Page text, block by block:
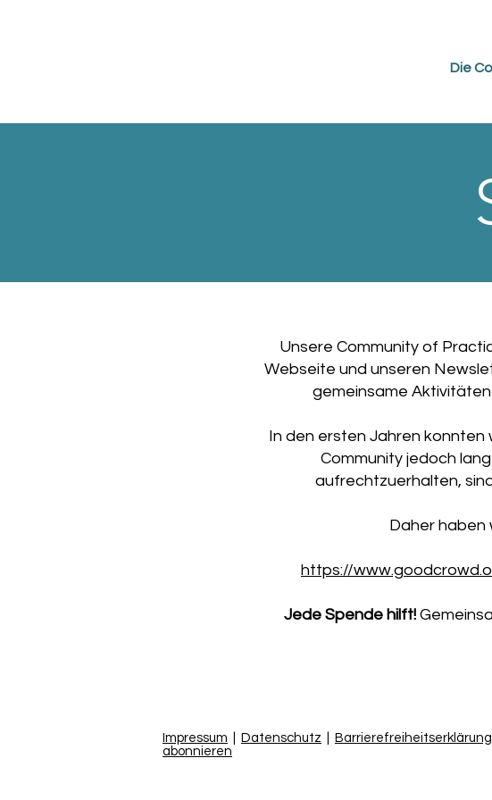
Die
Unsere Community of
Webseite und unseren
gemeinsame
In den ersten Jahren konnten
Community jedoch
aufrechtzuerhalten,
Daher haben
https://
Jede Spende hilft!
Impressum Datenschutz Barrierefreiheitserklärung
abonnieren